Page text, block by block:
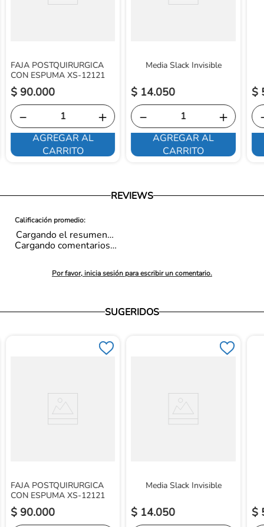
FAJA POSTQUIRURGICA
CON ESPUMA XS-12121
$ 90.000
＋
－
AGREGAR AL
CARRITO
Media Slack Invisible
$ 14.050
＋
－
AGREGAR AL
CARRITO
$
REVIEWS
Cargando el resumen…
Por favor, inicia sesión para escribir un comentario.
Cargando comentarios…
SUGERIDOS
FAJA POSTQUIRURGICA
CON ESPUMA XS-12121
$ 90.000
Media Slack Invisible
$ 14.050 $